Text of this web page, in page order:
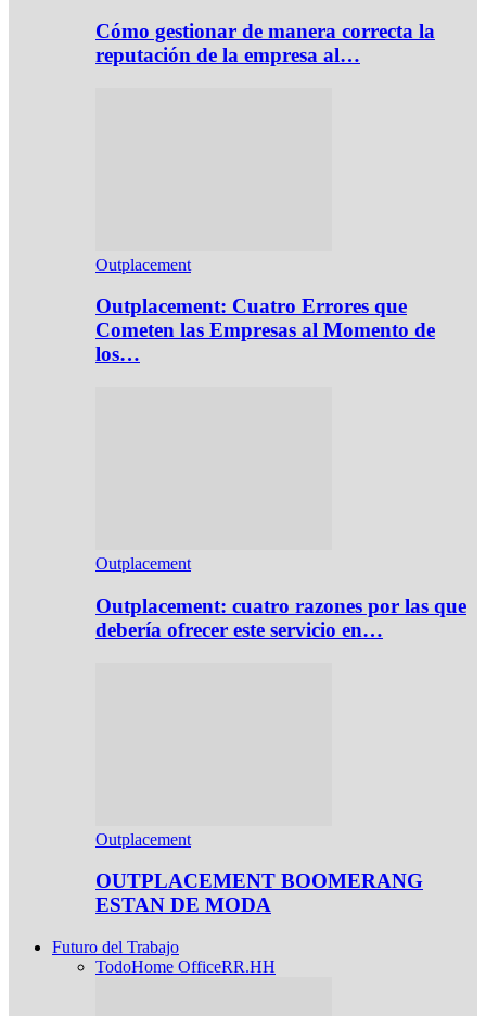
Cómo gestionar de manera correcta la
reputación de la empresa al…
Outplacement
Outplacement: Cuatro Errores que
Cometen las Empresas al Momento de
los…
Outplacement
Outplacement: cuatro razones por las que
debería ofrecer este servicio en…
Outplacement
OUTPLACEMENT BOOMERANG
ESTAN DE MODA
Futuro del Trabajo
TodoHome OfficeRR.HH